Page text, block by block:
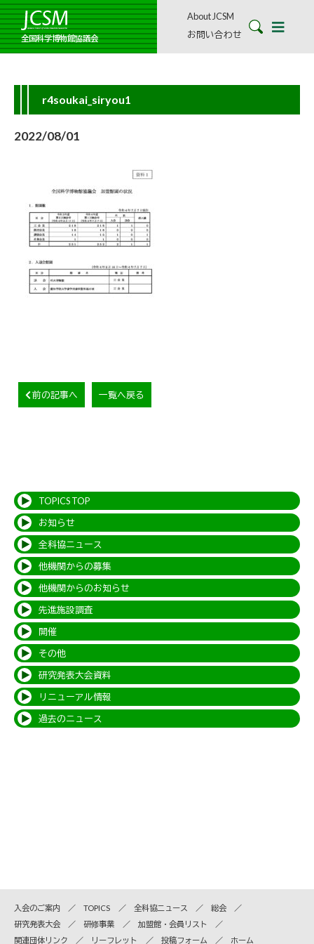
全国科学博物館協議会
About JCSM
お問い合わせ
r4soukai_siryou1
2022/08/01
前の記事へ 一覧へ戻る
TOPICS TOP
お知らせ
全科協ニュース
他機関からの募集
他機関からのお知らせ
先進施設調査
開催
その他
研究発表大会資料
リニューアル情報
過去のニュース
入会のご案内 TOPICS 全科協ニュース
総会
研究発表大会
研修事業
加盟館・会員リスト
関連団体リンク
リーフレット 投稿フォーム ホーム